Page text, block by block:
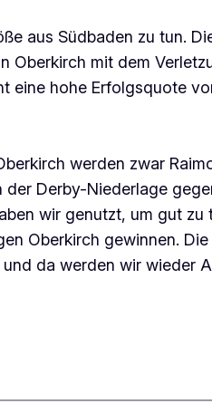
aus Südbaden zu tun.
Oberkirch mit dem
eine hohe Erfolgsquote
werden zwar
Derby-Niederlage
wir genutzt, um gut zu
Oberkirch gewinnen. Die
da werden wir wieder